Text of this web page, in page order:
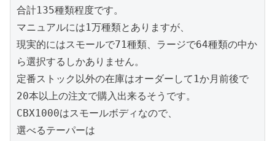
合計135種類程度です。
マニュアルには1万種類とありますが、
現実的にはスモールで71種類、ラージで64種類の中か
ら選択するしかありません。
定番ストック以外の在庫はオーダーして1か月前後で
20本以上の注文で購入出来るそうです。
CBX1000はスモールボディなので、
選べるテーパーは